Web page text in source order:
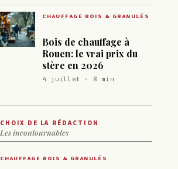
CHAUFFAGE BOIS & GRANULÉS
Bois de chauffage à
Rouen: le vrai prix du
stère en 2026
4 juillet · 8 min
CHOIX DE LA RÉDACTION
Les incontournables
CHAUFFAGE BOIS & GRANULÉS